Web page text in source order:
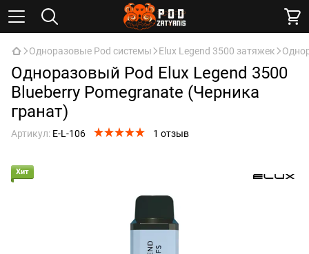
Одноразовые Pod системы Elux Legend 3500 затяжек
Одноразовый Pod Elux Legend 3500
Blueberry Pomegranate (Черника
гранат)
Артикул: E-L-106 1 отзыв
Хит